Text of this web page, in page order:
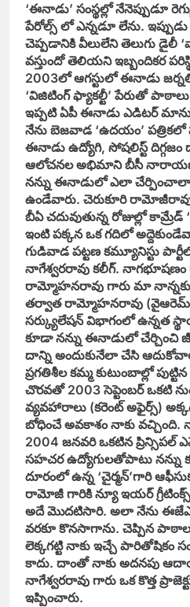
‘ఈనాడు’ సంస్థల్లో నేనెప్పుడూ
పేరోల్స్‌ లో ఎన్నడూ లేను.
చెప్పడానికి వీలులేని తెలుగు డైలీ
వస్తుందో తెలియని ఇబ్బందికర
2003లో ఆగస్టులో ఈనాడు
‘విజిటింగ్‌ ఫ్యాకల్టీ’ పేరుతో
ఇప్పటి ఏపీ ఈనాడు ఎడిటర్‌
నేను బెజవాడ ‘ఉదయం’ పత్రికలో
ఈనాడు ఉద్యోగి, సోషలిస్ట్‌
ఆలోచనల అభిమాని బీసీ
నన్ను ఈనాడులో ఎలా
ఉండేవారు. చెరుకూరి
బీఏ చదువుతున్న రోజుల్లో
ఇంటి పక్కన ఒక గదిలో
గుడివాడ పట్టణ కమ్యూనిస్టు
నాగేశ్వరరావు కలీగ్‌.
రామ్మోహనరావు గారు మా నాన్నకు
తర్వాత రామ్మోహనరావు
సర్క్యులేషన్‌ విభాగంలో ఉన్నత
కూడా నన్ను ఈనాడులో చేర్చించి
దాన్ని అందుకునేలా చేసి
ప్రగతిశీల కమ్మ కుటుంబాల్లో
చొరవతో 2003 సెప్టెంబర్‌ ఒకటి
వ్యవహారాలు (కరెంట్‌ అఫైర్స్‌)
బోధించే అవకాశం నాకు వచ్చింది.
2004 జనవరి ఒకటిన
సహచర ఉద్యోగులతోపాటు నన్ను
దూరంలో ఉన్న ‘చైర్మన్‌’గారి
రామోజీ గారికి న్యూ ఇయర్‌
అదే మొదటిసారి. అలా నేను
వరకూ కొనసాగాను. చెప్పిన
లెక్కగట్టి నాకు ఇచ్చే పారితోషికం
కాదు. దాంతో నాకు అదనపు
నాగేశ్వరరావు గారు ఒక కొత్త
ఇప్పించారు.